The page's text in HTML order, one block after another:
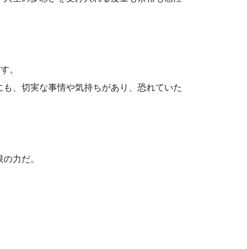
。
、切実な事情や気持ちがあり、恐れていた
力だ。